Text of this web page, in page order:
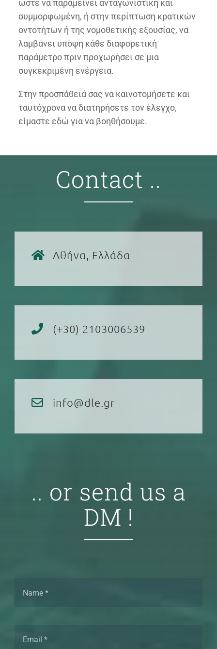
ώστε να παραμείνει ανταγωνιστική και
συμμορφωμένη, ή στην περίπτωση κρατικών
οντοτήτων ή της νομοθετικής εξουσίας, να
λαμβάνει υπόψη κάθε διαφορετική
παράμετρο πριν προχωρήσει σε μια
συγκεκριμένη ενέργεια.
Στην προσπάθειά σας να καινοτομήσετε και
ταυτόχρονα να διατηρήσετε τον έλεγχο,
είμαστε εδώ για να βοηθήσουμε.
Contact ..
Αθήνα, Ελλάδα
(+30) 2103006539
info@dle.gr
.. or send us a
DM !